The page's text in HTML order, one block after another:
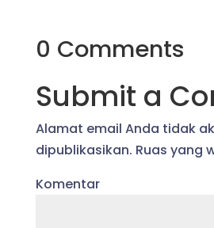
0 Comments
Submit a
Alamat email Anda tidak
dipublikasikan. Ruas yang
Komentar